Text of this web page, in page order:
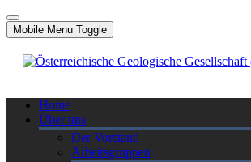
Mobile Menu Toggle
Home
Über uns
Der Vorstand
Arbeitsgruppen